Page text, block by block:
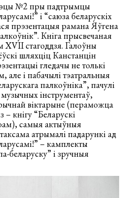
№2 пры падтрымцы
і “саюза беларускіх
прэзентацыя рамана Яўгена
Кніга прысвечаная
стагоддзя. Галоўны
шляхціц Канстанцін
гледачы не толькі
але і пабачылі тэатральныя
палкоўніка”, пачулі
інструментаў,
віктарыне (пераможца
кнігу “Беларускі
самыя актыўныя
атрымалі падарункі ад
– камплекты
беларуску” і зручныя